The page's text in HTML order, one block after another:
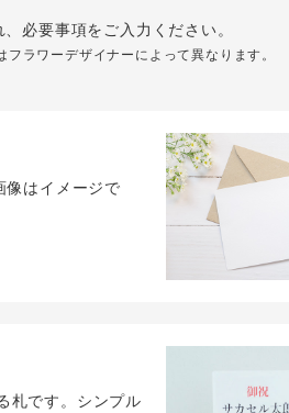
必要事項をご入力ください。
ラワーデザイナーによって異なります。
像はイメージで
札です。シンプル